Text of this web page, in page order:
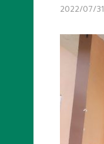
2022/07/31